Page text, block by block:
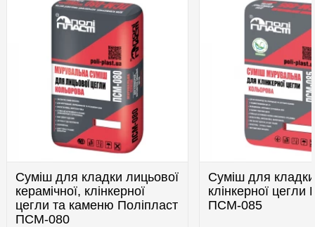
Суміш для кладки лицьової
керамічної, клінкерної
цегли та каменю Поліпласт
ПСМ-080
Суміш для кладки
клінкерної цегли
ПСМ-085